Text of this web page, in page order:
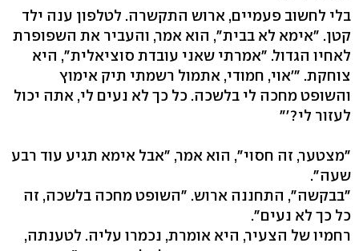
בלי לחשוב פעמיים, ארוש התקשרה. לטלפון ענה ילד
קטן. "אימא לא בבית", הוא אמר, והעביר את השפופרת
לאחיו הגדול. "אמרתי שאני עובדת סוציאלית", היא
צוחקת. "'אוי, חמודי, אתמול רשמתי תיק אימוץ
והשופט מחכה לי בלשכה. כל כך לא נעים לי, אתה יכול
לעזור לי?'"
"מצטער, זה חסוי", הוא אמר, "אבל אימא תגיע עוד רבע
שעה".
"בבקשה", התחננה ארוש. "השופט מחכה בלשכה, זה
כל כך לא נעים".
רחמיו של הצעיר, היא אומרת, נכמרו עליה. לטענתה,